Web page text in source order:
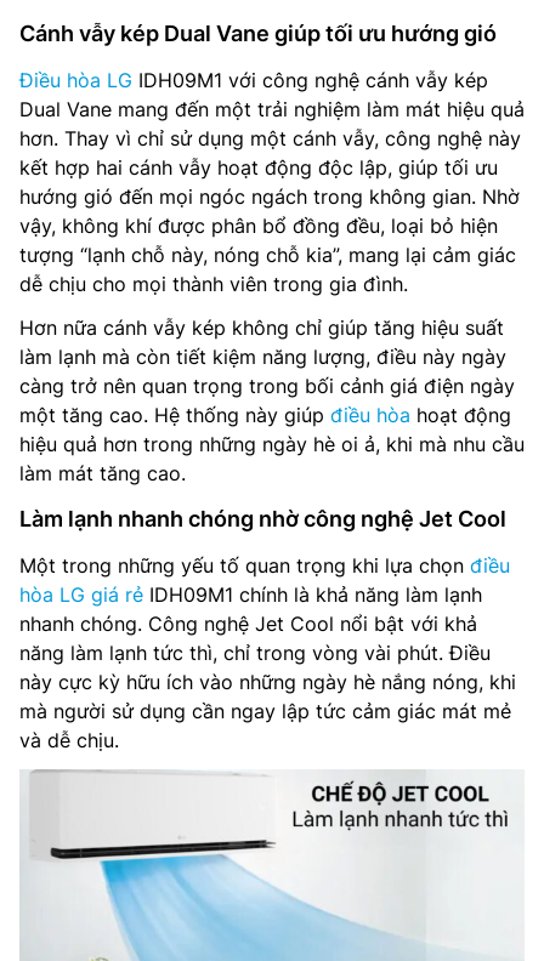
Cánh vẫy kép Dual Vane giúp tối ưu hướng gió
Điều hòa LG IDH09M1 với công nghệ cánh vẫy kép
Dual Vane mang đến một trải nghiệm làm mát hiệu quả
hơn. Thay vì chỉ sử dụng một cánh vẫy, công nghệ này
kết hợp hai cánh vẫy hoạt động độc lập, giúp tối ưu
hướng gió đến mọi ngóc ngách trong không gian. Nhờ
vậy, không khí được phân bổ đồng đều, loại bỏ hiện
tượng “lạnh chỗ này, nóng chỗ kia”, mang lại cảm giác
dễ chịu cho mọi thành viên trong gia đình.
Hơn nữa cánh vẫy kép không chỉ giúp tăng hiệu suất
làm lạnh mà còn tiết kiệm năng lượng, điều này ngày
càng trở nên quan trọng trong bối cảnh giá điện ngày
một tăng cao. Hệ thống này giúp điều hòa hoạt động
hiệu quả hơn trong những ngày hè oi ả, khi mà nhu cầu
làm mát tăng cao.
Làm lạnh nhanh chóng nhờ công nghệ Jet Cool
Một trong những yếu tố quan trọng khi lựa chọn điều
hòa LG giá rẻ IDH09M1 chính là khả năng làm lạnh
nhanh chóng. Công nghệ Jet Cool nổi bật với khả
năng làm lạnh tức thì, chỉ trong vòng vài phút. Điều
này cực kỳ hữu ích vào những ngày hè nắng nóng, khi
mà người sử dụng cần ngay lập tức cảm giác mát mẻ
và dễ chịu.